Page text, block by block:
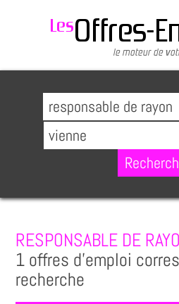
RESPONSABLE DE
1 offres d'emploi
recherche